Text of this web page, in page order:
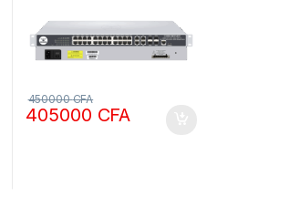
405000 CFA
450000CFA